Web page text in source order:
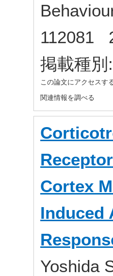
112081
掲載種
この論文にアクセスす
関連情報を調べる
Cortex
Induced
Yoshida